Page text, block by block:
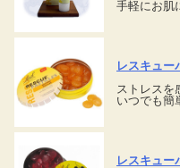
手軽にお肌
レスキュー
ストレスを
いつでも簡
レスキュー